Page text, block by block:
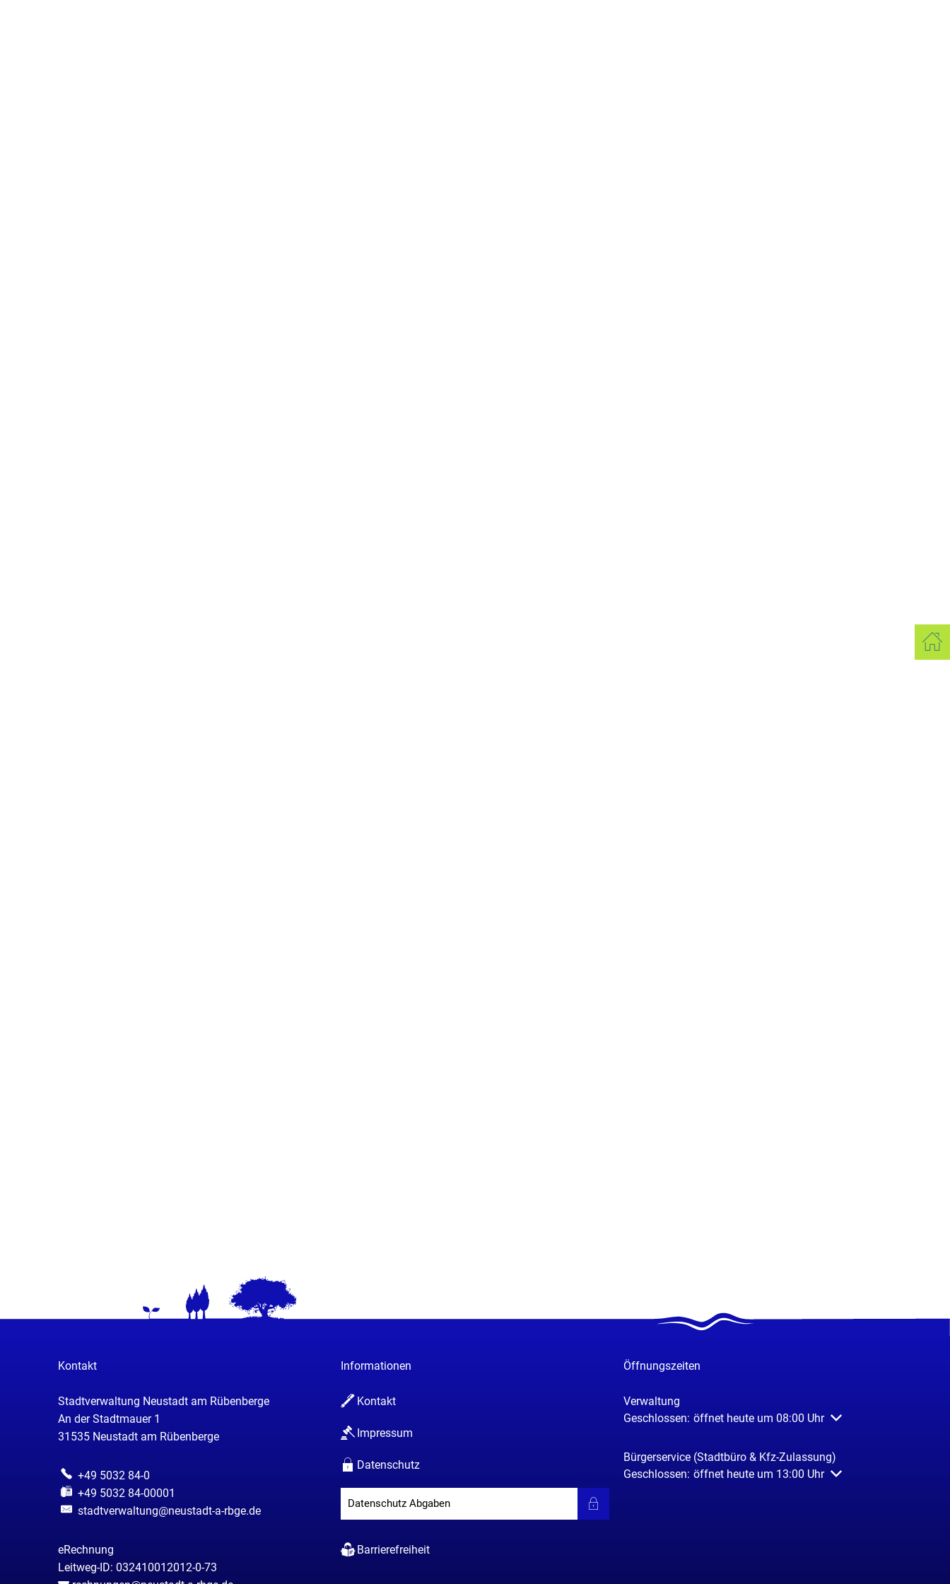
Kontakt
Stadtverwaltung Neustadt am Rübenberge
An der Stadtmauer 1
31535 Neustadt am Rübenberge
+49 5032 84-0
+49 5032 84-00001
stadtverwaltung@neustadt-a-rbge.de
eRechnung
Leitweg-ID: 032410012012-0-73
Informationen
Kontakt
Impressum
Datenschutz
Datenschutz Abgaben
Barrierefreiheit
Öffnungszeiten
Verwaltung
Klicken, um weitere Öffnungs- oder Schließzeiten auszublenden
Geschlossen: öffnet heute um 08:00 Uhr
Bürgerservice (Stadtbüro & Kfz-Zulassung)
Klicken, um weitere Öffnungs- oder Schließzeiten auszublenden
Geschlossen: öffnet heute um 13:00 Uhr